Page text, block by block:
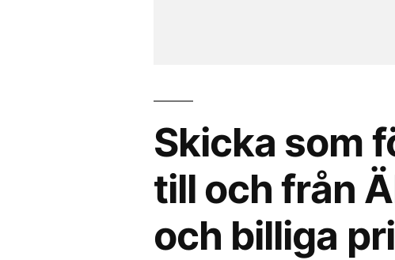
Skicka som
till och från
och billiga